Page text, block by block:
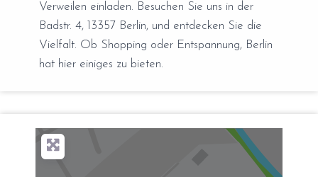
Verweilen einladen. Besuchen Sie uns in der
Badstr. 4, 13357 Berlin, und entdecken Sie die
Vielfalt. Ob Shopping oder Entspannung, Berlin
hat hier einiges zu bieten.